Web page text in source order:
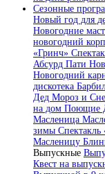
Сезонные
Новый год для
Новогодние
новогодний
«Гринч»
Абсурд Пати
Новогодний
дискотека
Дед Мороз и
на дом Поющие
Масленица
зимы Спектакль
Масленицу
Выпускные
Квест на